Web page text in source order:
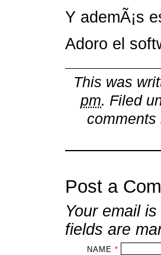
Y ademÃ¡s
Adoro el
This was
pm. Filed
comments
Post a
Your email is
fields are
NAME *